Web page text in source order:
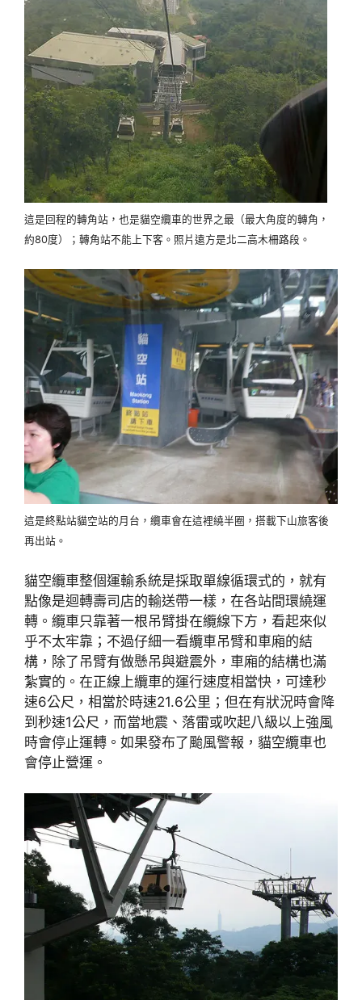
這是回程的轉角站，也是貓空纜車的世界之最（最大角度的轉角，
約80度）；轉角站不能上下客。照片遠方是北二高木柵路段。
這是終點站貓空站的月台，纜車會在這裡繞半圈，搭載下山旅客後
再出站。
貓空纜車整個運輸系統是採取單線循環式的，就有
點像是迴轉壽司店的輸送帶一樣，在各站間環繞運
轉。纜車只靠著一根吊臂掛在纜線下方，看起來似
乎不太牢靠；不過仔細一看纜車吊臂和車廂的結
構，除了吊臂有做懸吊與避震外，車廂的結構也滿
紮實的。在正線上纜車的運行速度相當快，可達秒
速6公尺，相當於時速21.6公里；但在有狀況時會降
到秒速1公尺，而當地震、落雷或吹起八級以上強風
時會停止運轉。如果發布了颱風警報，貓空纜車也
會停止營運。